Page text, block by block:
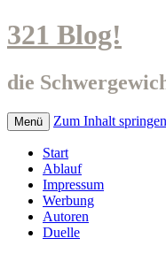
321 Blog!
die
Menü Zum Inhalt springen
Start
Ablauf
Impressum
Werbung
Autoren
Duelle